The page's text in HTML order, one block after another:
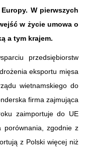
W pierwszych
w życie umowa o
a tym krajem.
przedsiębiorstw
eksportu mięsa
wietnamskiego do
firma zajmująca
zaimportuje do UE
porównania, zgodnie z
z Polski więcej niż